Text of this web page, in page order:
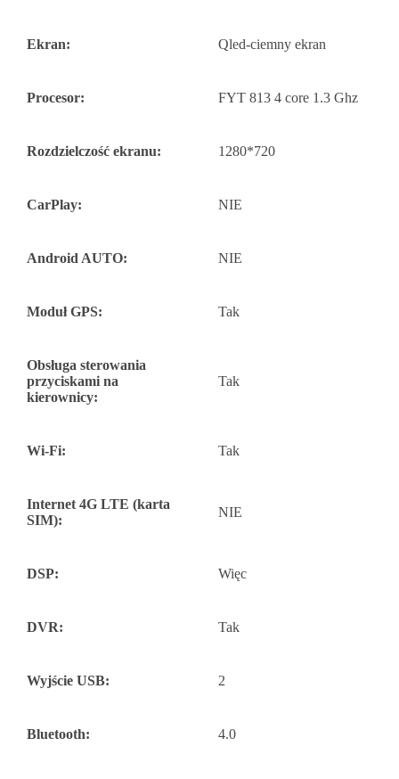
Ekran: Qled-ciemny ekran
Procesor: FYT 813 4 core 1.3 Ghz
Rozdzielczość ekranu: 1280*720
CarPlay: NIE
Android AUTO: NIE
Moduł GPS: Tak
Obsługa sterowania
przyciskami na
kierownicy:
Tak
Wi-Fi: Tak
Internet 4G LTE (karta
SIM):
NIE
DSP: Więc
DVR: Tak
Wyjście USB: 2
Bluetooth: 4.0